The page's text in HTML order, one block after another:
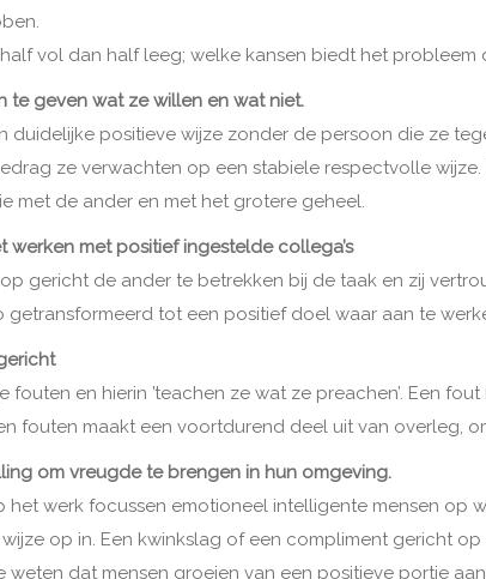
vol dan half leeg; welke kansen biedt het probleem
te geven wat ze willen en wat niet.
duidelijke positieve wijze zonder de persoon die ze
ze verwachten op een stabiele respectvolle
met de ander en met het grotere geheel.
werken met positief ingestelde collega’s
gericht de ander te betrekken bij de taak en zij
getransformeerd tot een positief doel waar aan te
fouten en hierin ’teachen ze wat ze preachen’. Een
fouten maakt een voortdurend deel uit van overleg,
om vreugde te brengen in hun omgeving.
het werk focussen emotioneel intelligente mensen op
op in. Een kwinkslag of een compliment gericht
weten dat mensen groeien van een positieve portie